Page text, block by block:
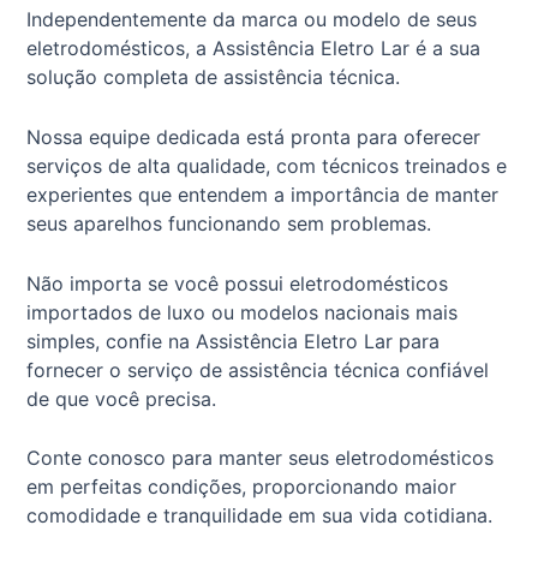
Independentemente da marca ou modelo de seus
eletrodomésticos, a Assistência Eletro Lar é a sua
solução completa de assistência técnica.
Nossa equipe dedicada está pronta para oferecer
serviços de alta qualidade, com técnicos treinados e
experientes que entendem a importância de manter
seus aparelhos funcionando sem problemas.
Não importa se você possui eletrodomésticos
importados de luxo ou modelos nacionais mais
simples, confie na Assistência Eletro Lar para
fornecer o serviço de assistência técnica confiável
de que você precisa.
Conte conosco para manter seus eletrodomésticos
em perfeitas condições, proporcionando maior
comodidade e tranquilidade em sua vida cotidiana.